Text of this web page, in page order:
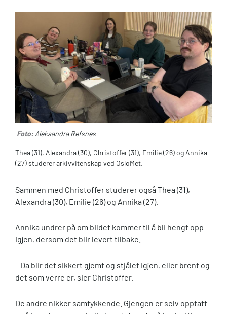
Foto: Aleksandra Refsnes
Thea (31), Alexandra (30), Christoffer (31), Emilie (26) og Annika
(27) studerer arkivvitenskap ved OsloMet.
Sammen med Christoffer studerer også Thea (31),
Alexandra (30), Emilie (26) og Annika (27).
Annika undrer på om bildet kommer til å bli hengt opp
igjen, dersom det blir levert tilbake.
– Da blir det sikkert gjemt og stjålet igjen, eller brent og
det som verre er, sier Christoffer.
De andre nikker samtykkende. Gjengen er selv opptatt